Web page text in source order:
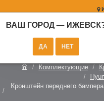
ВАШ ГОРОД — ИЖЕВСК
Комплектующие
Кронштейн переднего